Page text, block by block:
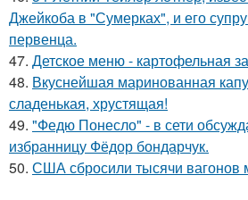
Джейкоба в "Сумерках", и его
первенца.
47. Детское меню - картофельная
48. Вкуснейшая маринованная
сладенькая, хрустящая!
49. "Федю Понесло" - в сети
избранницу Фёдор бондарчук.
50. США сбросили тысячи вагонов